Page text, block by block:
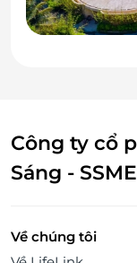
Công ty cổ
Sáng -
Về chúng tôi